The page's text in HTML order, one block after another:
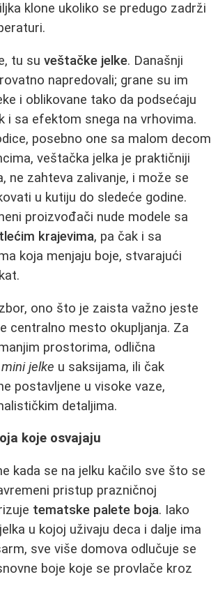
klone ukoliko se predugo zadrži
tu su veštačke jelke. Današnji
napredovali; grane su im
i oblikovane tako da podsećaju
i sa efektom snega na vrhovima.
posebno one sa malom decom
veštačka jelka je praktičniji
ne zahteva zalivanje, i može se
u kutiju do sledeće godine.
proizvođači nude modele sa
krajevima, pa čak i sa
koja menjaju boje, stvarajući
ono što je zaista važno jeste
centralno mesto okupljanja. Za
prostorima, odlična
mini jelke u saksijama, ili čak
postavljene u visoke vaze,
detaljima.
koje osvajaju
kada se na jelku kačilo sve što se
pristup prazničnoj
tematske palete boja. Iako
u kojoj uživaju deca i dalje ima
sve više domova odlučuje se
boje koje se provlače kroz